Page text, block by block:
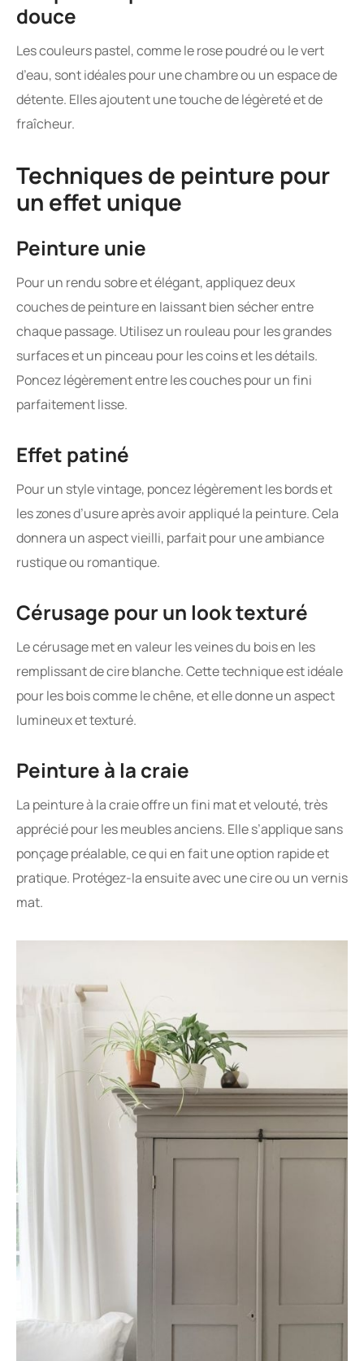
douce
Les couleurs pastel, comme le rose poudré ou le vert
d’eau, sont idéales pour une chambre ou un espace de
détente. Elles ajoutent une touche de légèreté et de
fraîcheur.
Techniques de peinture pour
un effet unique
Peinture unie
Pour un rendu sobre et élégant, appliquez deux
couches de peinture en laissant bien sécher entre
chaque passage. Utilisez un rouleau pour les grandes
surfaces et un pinceau pour les coins et les détails.
Poncez légèrement entre les couches pour un fini
parfaitement lisse.
Effet patiné
Pour un style vintage, poncez légèrement les bords et
les zones d’usure après avoir appliqué la peinture. Cela
donnera un aspect vieilli, parfait pour une ambiance
rustique ou romantique.
Cérusage pour un look texturé
Le cérusage met en valeur les veines du bois en les
remplissant de cire blanche. Cette technique est idéale
pour les bois comme le chêne, et elle donne un aspect
lumineux et texturé.
Peinture à la craie
La peinture à la craie offre un fini mat et velouté, très
apprécié pour les meubles anciens. Elle s’applique sans
ponçage préalable, ce qui en fait une option rapide et
pratique. Protégez-la ensuite avec une cire ou un vernis
mat.